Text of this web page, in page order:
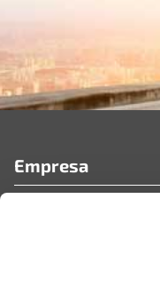
Empresa